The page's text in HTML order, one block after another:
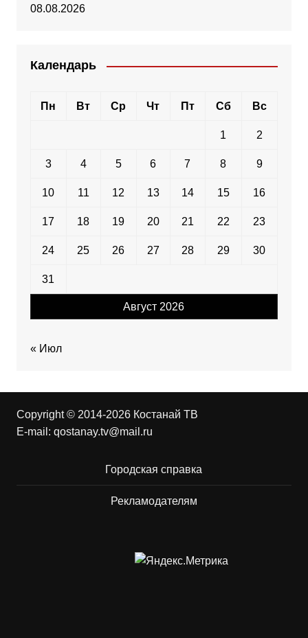
08.08.2026
Календарь
Август 2026
Пн Вт Ср Чт Пт Сб Вс
1 2
3 4 5 6 7 8 9
10 11 12 13 14 15 16
17 18 19 20 21 22 23
24 25 26 27 28 29 30
31
« Июл
Copyright © 2014-2026 Костанай ТВ
E-mail: qostanay.tv@mail.ru
Городская справка
Рекламодателям